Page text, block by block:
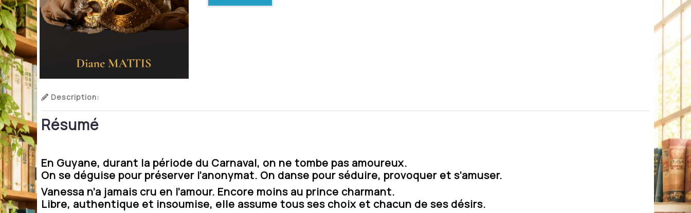
Description:
Résumé
En Guyane, durant la période du Carnaval, on ne tombe pas amoureux.
On se déguise pour préserver l’anonymat. On danse pour séduire, provoquer et s’amuser.
Vanessa n’a jamais cru en l’amour. Encore moins au prince charmant.
Libre, authentique et insoumise, elle assume tous ses choix et chacun de ses désirs.